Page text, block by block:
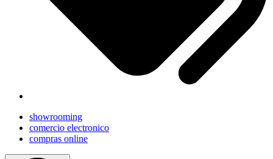
showrooming
comercio electronico
compras online